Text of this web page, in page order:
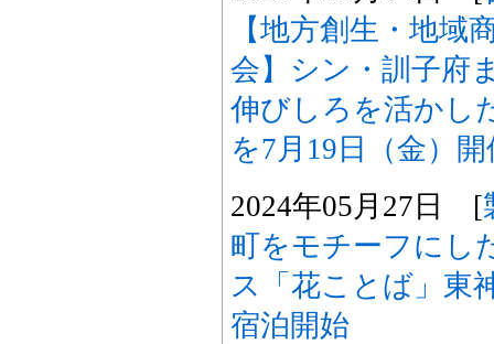
【地方創生・地域
会】シン・訓子府
伸びしろを活かし
を7月19日（金）開
2024年05月27日 [
町をモチーフにし
ス「花ことば」東
宿泊開始